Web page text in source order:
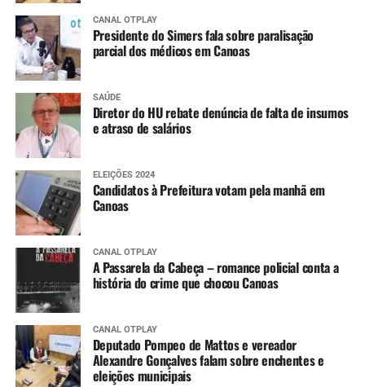
CANAL OTPLAY
Presidente do Simers fala sobre paralisação
parcial dos médicos em Canoas
SAÚDE
Diretor do HU rebate denúncia de falta de insumos
e atraso de salários
ELEIÇÕES 2024
Candidatos à Prefeitura votam pela manhã em
Canoas
CANAL OTPLAY
A Passarela da Cabeça – romance policial conta a
história do crime que chocou Canoas
CANAL OTPLAY
Deputado Pompeo de Mattos e vereador
Alexandre Gonçalves falam sobre enchentes e
eleições municipais